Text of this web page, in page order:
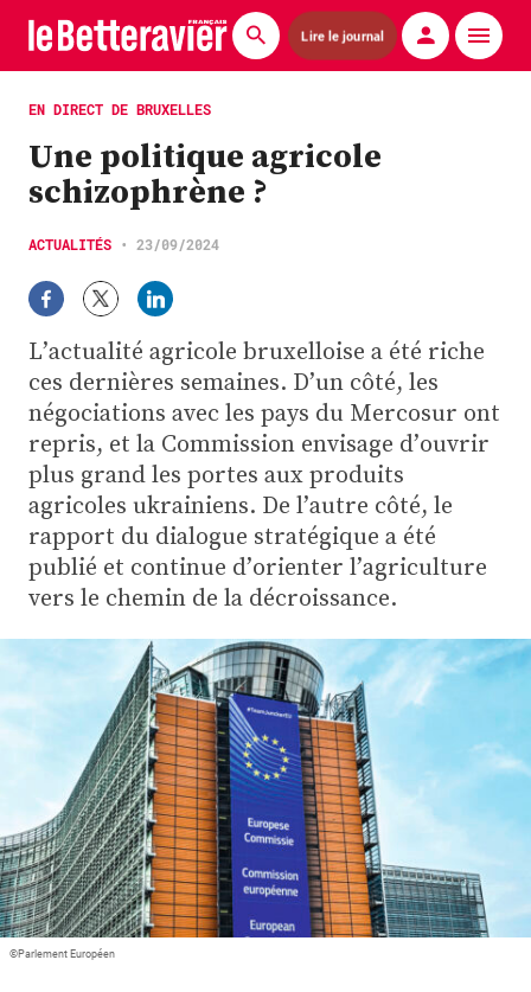
Lire le journal
Actualités
Économie
Agronomie
Matériels
La technique ITB
Pommes de terre
Guides pratiques
Chasse
Plus
EN DIRECT DE BRUXELLES
Une politique agricole
schizophrène ?
ACTUALITÉS • 23/09/2024
L’actualité agricole bruxelloise a été riche
ces dernières semaines. D’un côté, les
négociations avec les pays du Mercosur ont
repris, et la Commission envisage d’ouvrir
plus grand les portes aux produits
agricoles ukrainiens. De l’autre côté, le
rapport du dialogue stratégique a été
publié et continue d’orienter l’agriculture
vers le chemin de la décroissance.
©Parlement Européen